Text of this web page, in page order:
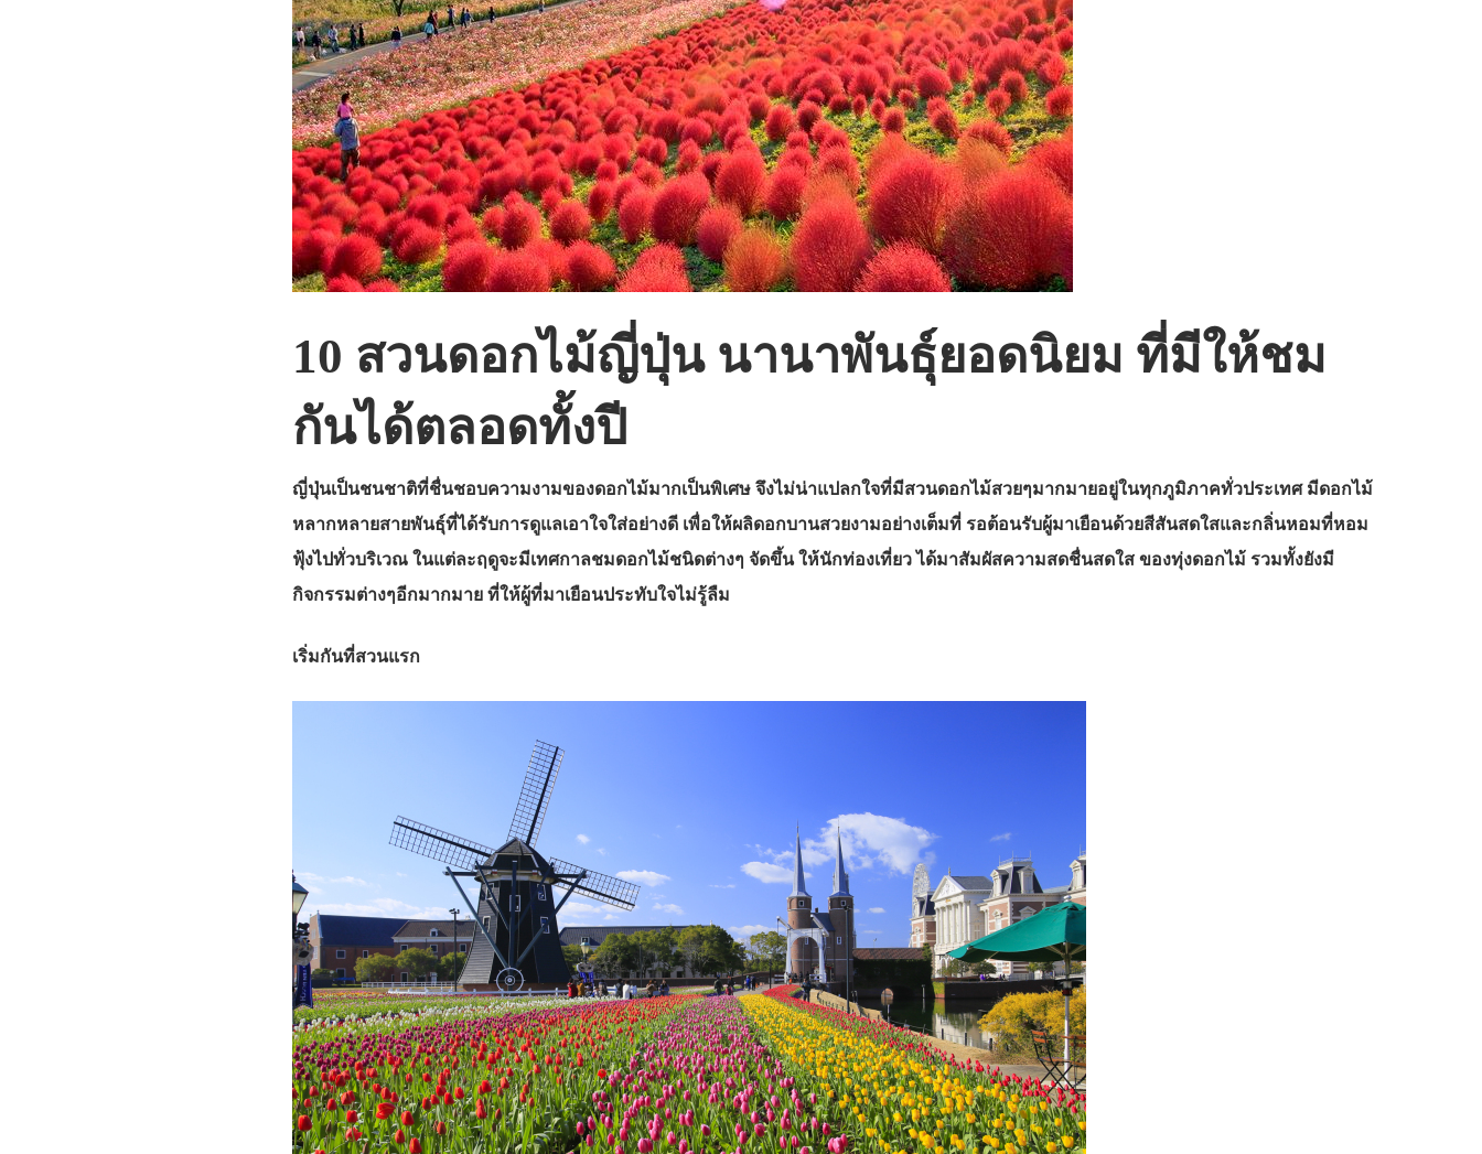
10 สวนดอกไม้ญี่ปุ่น นานาพันธ์ุยอดนิยม ที่มีให้ชม
กันได้ตลอดทั้งปี
ญี่ปุ่นเป็นชนชาติที่ชื่นชอบความงามของดอกไม้มากเป็นพิเศษ จึงไม่น่าแปลกใจที่มีสวนดอกไม้สวยๆมากมายอยู่ในทุกภูมิภาคทั่วประเทศ มีดอกไม้
หลากหลายสายพันธุ์ที่ได้รับการดูแลเอาใจใส่อย่างดี เพื่อให้ผลิดอกบานสวยงามอย่างเต็มที่ รอต้อนรับผู้มาเยือนด้วยสีสันสดใสและกลิ่นหอมที่หอม
ฟุ้งไปทั่วบริเวณ ในแต่ละฤดูจะมีเทศกาลชมดอกไม้ชนิดต่างๆ จัดขึ้น ให้นักท่องเที่ยว ได้มาสัมผัสความสดชื่นสดใส ของทุ่งดอกไม้ รวมทั้งยังมี
กิจกรรมต่างๆอีกมากมาย ที่ให้ผู้ที่มาเยือนประทับใจไม่รู้ลืม
เริ่มกันที่สวนแรก